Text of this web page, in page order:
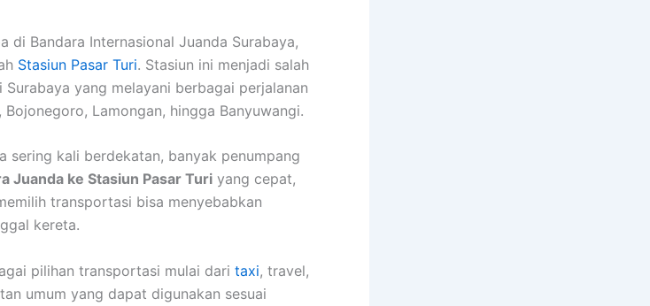
di Bandara Internasional Juanda Surabaya,
Stasiun Pasar Turi. Stasiun ini menjadi salah
yang melayani berbagai perjalanan
Lamongan, hingga Banyuwangi.
sering kali berdekatan, banyak penumpang
Juanda ke Stasiun Pasar Turi yang cepat,
transportasi bisa menyebabkan
kereta.
pilihan transportasi mulai dari taxi, travel,
umum yang dapat digunakan sesuai